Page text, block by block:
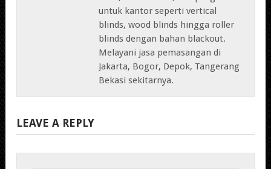
untuk kantor seperti vertical
blinds, wood blinds hingga roller
blinds dengan bahan blackout.
Melayani jasa pemasangan di
Jakarta, Bogor, Depok, Tangerang
Bekasi sekitarnya.
LEAVE A REPLY